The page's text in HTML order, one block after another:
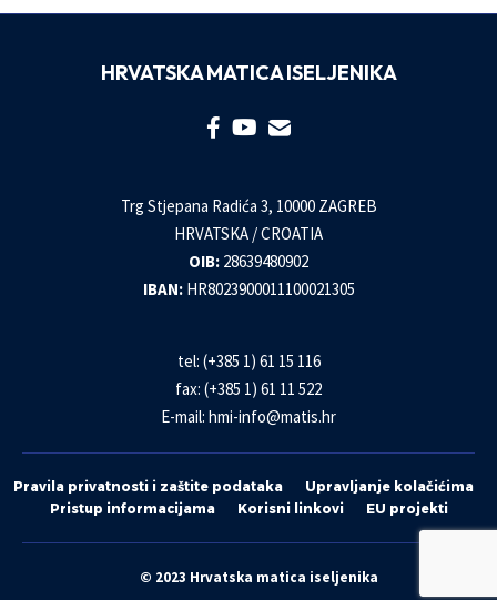
HRVATSKA MATICA ISELJENIKA
Trg Stjepana Radića 3, 10000 ZAGREB
HRVATSKA / CROATIA
OIB: 28639480902
IBAN: HR8023900011100021305
tel: (+385 1) 61 15 116
fax: (+385 1) 61 11 522
E-mail: hmi-info@matis.hr
Pravila privatnosti i zaštite podataka
Upravljanje kolačićima
Pristup informacijama
Korisni linkovi EU projekti
© 2023 Hrvatska matica iseljenika